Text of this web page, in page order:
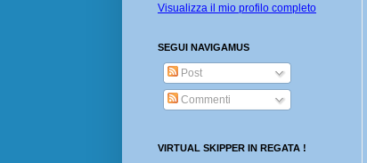
Visualizza il mio profilo completo
SEGUI NAVIGAMUS
Post
Commenti
VIRTUAL SKIPPER IN REGATA !